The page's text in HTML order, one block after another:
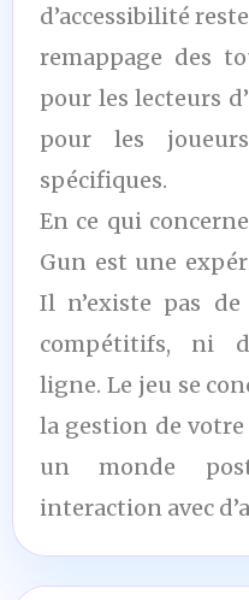
d’accessibilité
remappage des
pour les lecteurs
pour les
spécifiques.
En ce qui
Gun est une
Il n’existe pas
compétitifs, ni
ligne. Le jeu se
la gestion de votre
un monde
interaction avec